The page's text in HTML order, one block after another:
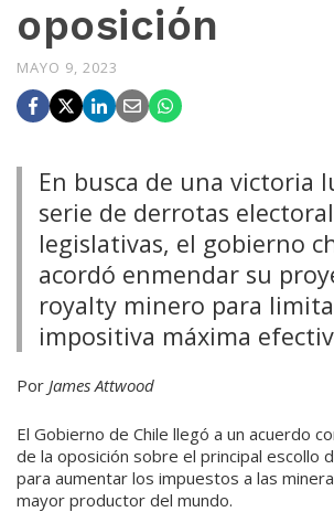
oposición
MAYO 9, 2023
En busca de una victoria
serie de derrotas
legislativas, el gobierno
acordó enmendar su
royalty minero para
impositiva máxima
Por James Attwood
El Gobierno de Chile llegó a un acuerdo
de la oposición sobre el principal escollo
para aumentar los impuestos a las
mayor productor del mundo.